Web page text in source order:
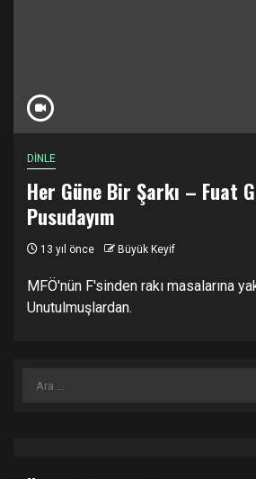
DİNLE
Her Güne Bir Şarkı – Fuat
Pusudayım
13 yıl önce Büyük Keyif
MFÖ'nün F'sinden rakı masalarına
Unutulmuşlardan.
Arama: